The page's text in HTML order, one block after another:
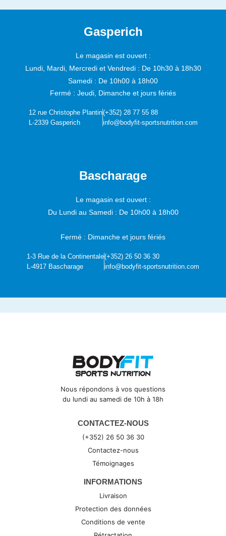
Gasperich
Le magasin est ouvert :
Lundi, Mardi, Mercredi et Vendredi : De 10h30 à 18h30
Samedi : De 10h00 à 18h00
Fermé : Jeudi, Dimanche et jours fériés
12 rue Christophe Plantin
L-2339 Gasperich
(+352) 28 77 55 88
info@bodyfit-sportsnutrition.com
Bascharage
Le magasin est ouvert :
Du Lundi au Samedi : De 10h00 à 18h00
Fermé : Dimanche et jours fériés
1-3 Rue de la Continentale
L-4917 Bascharage
(+352) 26 50 36 30
info@bodyfit-sportsnutrition.com
Nous répondons à vos questions
du lundi au samedi de 10h à 18h
CONTACTEZ-NOUS
(+352) 26 50 36 30
Contactez-nous
Témoignages
INFORMATIONS
Livraison
Protection des données
Conditions de vente